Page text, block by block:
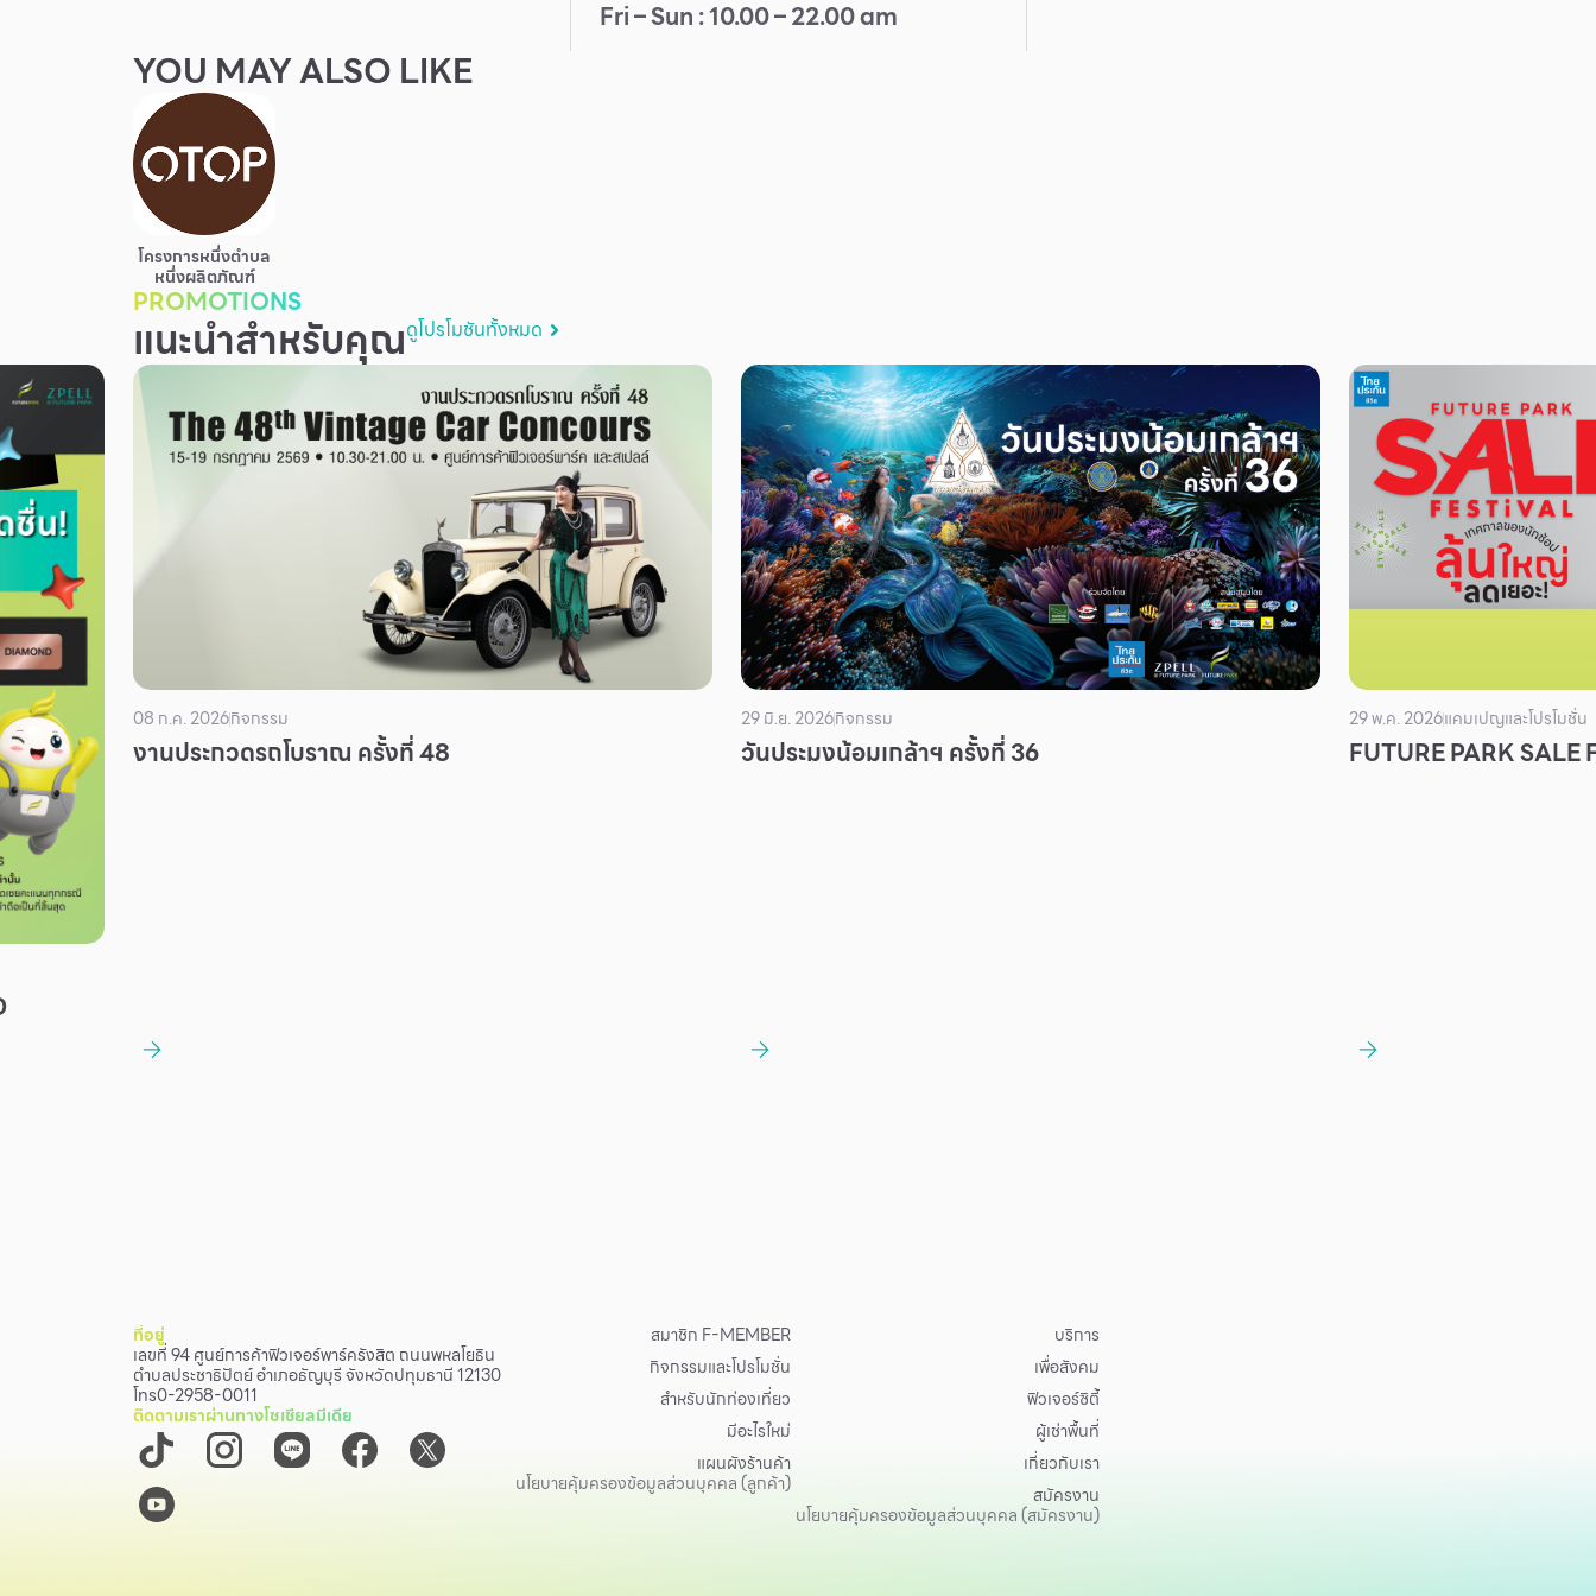
Fri – Sun : 10.00 – 22.00 am
YOU MAY ALSO LIKE
โครงการหนึ่งตำบล
หนึ่งผลิตภัณฑ์
PROMOTIONS
แนะนำสำหรับคุณดูโปรโมชันทั้งหมด
08 ก.ค. 2026กิจกรรม
งานประกวดรถโบราณ ครั้งที่ 48
29 มิ.ย. 2026กิจกรรม
วันประมงน้อมเกล้าฯ ครั้งที่ 36
29 พ.ค. 2026แคมเปญและโปรโมชั่น
FUTURE PARK SALE
ที่อยู่
เลขที่ 94 ศูนย์การค้าฟิวเจอร์พาร์ครังสิต ถนนพหลโยธิน
ตำบลประชาธิปัตย์ อำเภอธัญบุรี จังหวัดปทุมธานี 12130
โทร0-2958-0011
ติดตามเราผ่านทางโซเชียลมีเดีย
สมาชิก F-MEMBER
กิจกรรมและโปรโมชั่น
สำหรับนักท่องเที่ยว
มีอะไรใหม่
แผนผังร้านค้า
นโยบายคุ้มครองข้อมูลส่วนบุคคล (ลูกค้า)
บริการ
เพื่อสังคม
ฟิวเจอร์ซิตี้
ผู้เช่าพื้นที่
เกี่ยวกับเรา
สมัครงาน
นโยบายคุ้มครองข้อมูลส่วนบุคคล (สมัครงาน)